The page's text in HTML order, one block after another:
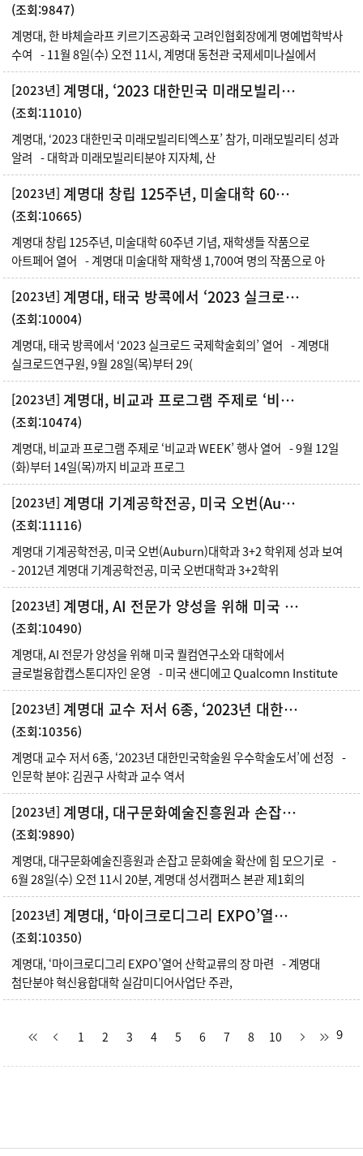
(조회:9847)
계명대, 한 뱌체슬라프 키르기즈공화국 고려인협회장에게 명예법학박사
수여 - 11월 8일(수) 오전 11시, 계명대 동천관 국제세미나실에서
[2023년] 계명대, ‘2023 대한민국 미래모빌리티엑스포’ 참가, 미래모빌리티 성과 알려
(조회:11010)
계명대, ‘2023 대한민국 미래모빌리티엑스포’ 참가, 미래모빌리티 성과
알려 - 대학과 미래모빌리티분야 지자체, 산
[2023년] 계명대 창립 125주년, 미술대학 60주년 기념, 재학생들 작품으로 아트페어 열어
(조회:10665)
계명대 창립 125주년, 미술대학 60주년 기념, 재학생들 작품으로
아트페어 열어 - 계명대 미술대학 재학생 1,700여 명의 작품으로 아
[2023년] 계명대, 태국 방콕에서 ‘2023 실크로드 국제학술회의’ 열어
(조회:10004)
계명대, 태국 방콕에서 ‘2023 실크로드 국제학술회의’ 열어 - 계명대
실크로드연구원, 9월 28일(목)부터 29(
[2023년] 계명대, 비교과 프로그램 주제로 ‘비교과 WEEK’ 행사 열어
(조회:10474)
계명대, 비교과 프로그램 주제로 ‘비교과 WEEK’ 행사 열어 - 9월 12일
(화)부터 14일(목)까지 비교과 프로그
[2023년] 계명대 기계공학전공, 미국 오번(Auburn)대학과 3+2 학위제 성과 보여
(조회:11116)
계명대 기계공학전공, 미국 오번(Auburn)대학과 3+2 학위제 성과 보여
- 2012년 계명대 기계공학전공, 미국 오번대학과 3+2학위
[2023년] 계명대, AI 전문가 양성을 위해 미국 퀄컴연구소와 대학에서 글로벌융합캡스톤디자인 운영
(조회:10490)
계명대, AI 전문가 양성을 위해 미국 퀄컴연구소와 대학에서
글로벌융합캡스톤디자인 운영 - 미국 샌디에고 Qualcomn Institute
[2023년] 계명대 교수 저서 6종, ‘2023년 대한민국학술원 우수학술도서’에 선정
(조회:10356)
계명대 교수 저서 6종, ‘2023년 대한민국학술원 우수학술도서’에 선정 -
인문학 분야: 김권구 사학과 교수 역서
[2023년] 계명대, 대구문화예술진흥원과 손잡고 문화예술 확산에 힘 모으기로
(조회:9890)
계명대, 대구문화예술진흥원과 손잡고 문화예술 확산에 힘 모으기로 -
6월 28일(수) 오전 11시 20분, 계명대 성서캠퍼스 본관 제1회의
[2023년] 계명대, ‘마이크로디그리 EXPO’열어 산학교류의 장 마련
(조회:10350)
계명대, ‘마이크로디그리 EXPO’열어 산학교류의 장 마련 - 계명대
첨단분야 혁신융합대학 실감미디어사업단 주관,
1 2 3 4 5 6 7 8 9
10